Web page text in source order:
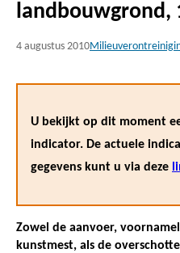
landbouwgrond,
4 augustus 2010
U bekijkt op dit moment
indicator. De actuele
gegevens kunt u via deze
Zowel de aanvoer,
kunstmest, als de